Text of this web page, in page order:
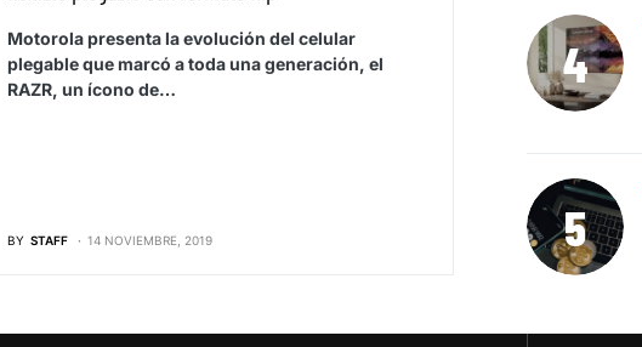
Motorola presenta la evolución del celular
plegable que marcó a toda una generación, el
RAZR, un ícono de…
BY STAFF 14 NOVIEMBRE, 2019